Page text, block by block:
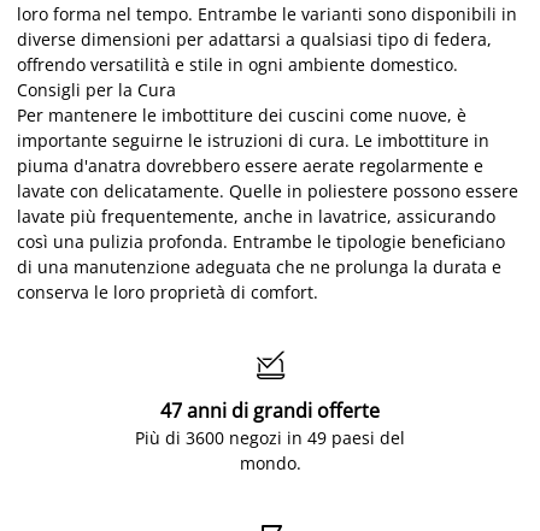
loro forma nel tempo. Entrambe le varianti sono disponibili in
diverse dimensioni per adattarsi a qualsiasi tipo di federa,
offrendo versatilità e stile in ogni ambiente domestico.
Consigli per la Cura
Per mantenere le imbottiture dei cuscini come nuove, è
importante seguirne le istruzioni di cura. Le imbottiture in
piuma d'anatra dovrebbero essere aerate regolarmente e
lavate con delicatamente. Quelle in poliestere possono essere
lavate più frequentemente, anche in lavatrice, assicurando
così una pulizia profonda. Entrambe le tipologie beneficiano
di una manutenzione adeguata che ne prolunga la durata e
conserva le loro proprietà di comfort.

47 anni di grandi offerte
Più di 3600 negozi in 49 paesi del
mondo.